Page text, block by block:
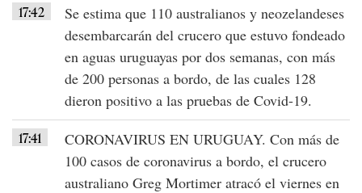
17:42
Se estima que 110 australianos y neozelandeses
desembarcarán del crucero que estuvo fondeado
en aguas uruguayas por dos semanas, con más
de 200 personas a bordo, de las cuales 128
dieron positivo a las pruebas de Covid-19.
17:41
CORONAVIRUS EN URUGUAY. Con más de
100 casos de coronavirus a bordo, el crucero
australiano Greg Mortimer atracó el viernes en